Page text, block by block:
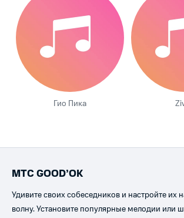
Гио Пика
МТС GOOD’OK
Удивите своих собеседников и настройте их
волну. Установите популярные мелодии или